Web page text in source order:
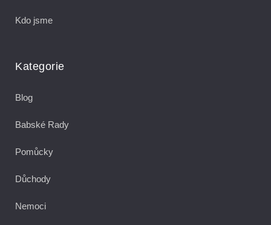
Kdo jsme
Kategorie
Blog
Babské Rady
Pomůcky
Důchody
Nemoci